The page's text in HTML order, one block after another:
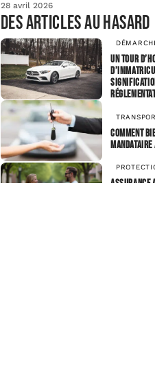
28 avril 2026
Des articles au hasard
Un tour
Comment